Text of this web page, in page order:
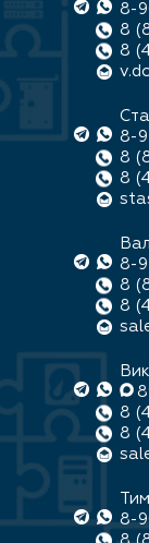
8-
8
8
8-
8
8
8-
8
8
8
8
8-